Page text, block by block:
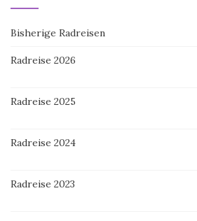
Bisherige Radreisen
Radreise 2026
Radreise 2025
Radreise 2024
Radreise 2023